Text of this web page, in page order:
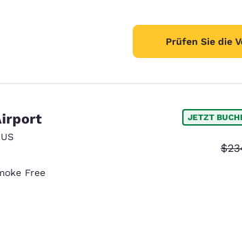
Prüfen Sie die
US
Free
JETZT